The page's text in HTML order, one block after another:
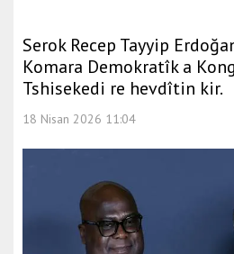
Serok Recep Tayyip
Komara Demokratîk a
Tshisekedi re hevdîtin kir.
18 Nisan 2026 11:04